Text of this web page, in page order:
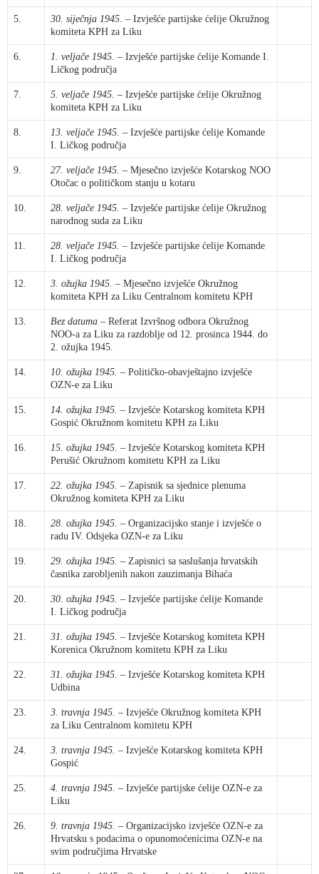
5. 30. siječnja 1945. – Izvješće partijske ćelije Okružnog
komiteta KPH za Liku
6. 1. veljače 1945. – Izvješće partijske ćelije Komande I.
Ličkog područja
7. 5. veljače 1945. – Izvješće partijske ćelije Okružnog
komiteta KPH za Liku
8. 13. veljače 1945. – Izvješće partijske ćelije Komande
I. Ličkog područja
9. 27. veljače 1945. – Mjesečno izvješće Kotarskog NOO
Otočac o političkom stanju u kotaru
10. 28. veljače 1945. – Izvješće partijske ćelije Okružnog
narodnog suda za Liku
11. 28. veljače 1945. – Izvješće partijske ćelije Komande
I. Ličkog područja
12. 3. ožujka 1945. – Mjesečno izvješće Okružnog
komiteta KPH za Liku Centralnom komitetu KPH
13. Bez datuma – Referat Izvršnog odbora Okružnog
NOO-a za Liku za razdoblje od 12. prosinca 1944. do
2. ožujka 1945.
14. 10. ožujka 1945. – Političko-obavještajno izvješće
OZN-e za Liku
15. 14. ožujka 1945. – Izvješće Kotarskog komiteta KPH
Gospić Okružnom komitetu KPH za Liku
16. 15. ožujka 1945. – Izvješće Kotarskog komiteta KPH
Perušić Okružnom komitetu KPH za Liku
17. 22. ožujka 1945. – Zapisnik sa sjednice plenuma
Okružnog komiteta KPH za Liku
18. 28. ožujka 1945. – Organizacijsko stanje i izvješće o
radu IV. Odsjeka OZN-e za Liku
19. 29. ožujka 1945. – Zapisnici sa saslušanja hrvatskih
časnika zarobljenih nakon zauzimanja Bihaća
20. 30. ožujka 1945. – Izvješće partijske ćelije Komande
I. Ličkog područja
21. 31. ožujka 1945. – Izvješće Kotarskog komiteta KPH
Korenica Okružnom komitetu KPH za Liku
22. 31. ožujka 1945. – Izvješće Kotarskog komiteta KPH
Udbina
23. 3. travnja 1945. – Izvješće Okružnog komiteta KPH
za Liku Centralnom komitetu KPH
24. 3. travnja 1945. – Izvješće Kotarskog komiteta KPH
Gospić
25. 4. travnja 1945. – Izvješće partijske ćelije OZN-e za
Liku
26. 9. travnja 1945. – Organizacijsko izvješće OZN-e za
Hrvatsku s podacima o opunomoćenicima OZN-e na
svim područjima Hrvatske